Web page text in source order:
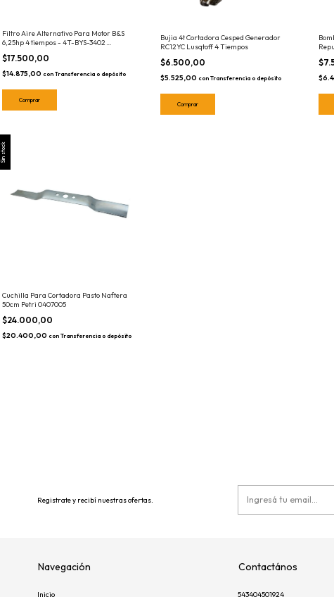
Filtro Aire Alternativo Para Motor B&S
6,25hp 4 tiempos - 4T-BYS-3402
Cortadora Pasto
$17.500,00
$14.875,00 con Transferencia o depósito
Bujia 4t Cortadora Cesped Generador
RC12YC Lusqtoff 4 Tiempos
$6.500,00
$5.525,00 con Transferencia o depósito
Sin stock
Cuchilla Para Cortadora Pasto Naftera
50cm Petri 0407005
$24.000,00
$20.400,00 con Transferencia o depósito
Registrate y recibí nuestras ofertas.
Navegación
Inicio
Contactános
543404501924